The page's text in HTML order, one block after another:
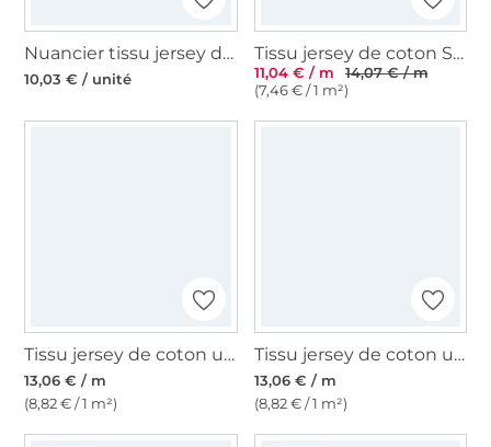
Nuancier tissu jersey de coton
10,03 € / unité
Tissu jersey de coton Sopo, beige
11,04 € / m
14,07 € / m
(7,46 € / 1 m²)
Tissu jersey de coton uni, bleu clair
13,06 € / m
(8,82 € / 1 m²)
Tissu jersey de coton uni, bleu nuit
13,06 € / m
(8,82 € / 1 m²)